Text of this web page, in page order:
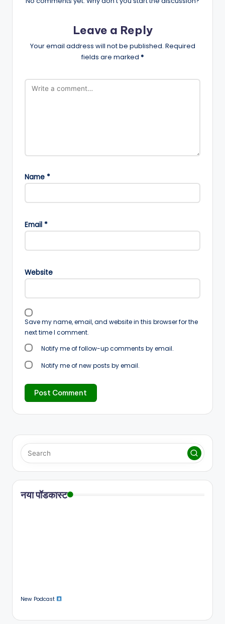
Leave a Reply
Your email address will not be published. Required
fields are marked *
Name *
Email *
Website
Save my name, email, and website in this browser for the
next time I comment.
Notify me of follow-up comments by email.
Notify me of new posts by email.
नया पॉडकास्ट
New Podcast